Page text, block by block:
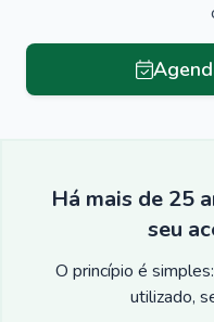
Há mais de 25
seu
O princípio é
utilizado,